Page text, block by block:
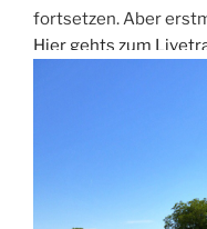
fortsetzen. Aber
Hier gehts zum